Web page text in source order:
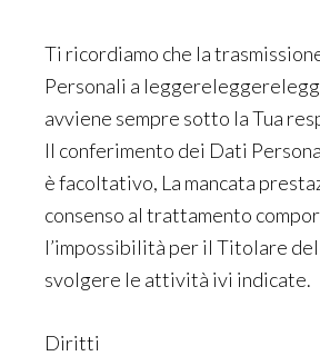
Ti ricordiamo che la
Personali a
avviene sempre sotto la Tua
Il conferimento dei Dati
è facoltativo, La mancata
consenso al trattamento
l’impossibilità per il Titolare
svolgere le attività ivi indicate.
Diritti